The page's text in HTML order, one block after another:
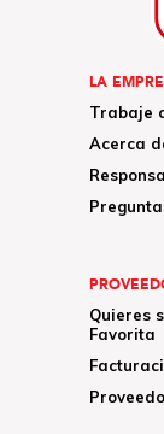
LA
Trabaje
Acerca
Quieres
Favorita